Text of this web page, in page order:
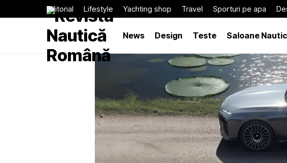
Editorial Lifestyle Yachting shop Travel Sporturi pe apa
News Design Teste Saloane